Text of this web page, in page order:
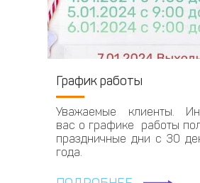
График работы
Уважаемые клиенты.
вас о графике работы
праздничные дни с 30
года.